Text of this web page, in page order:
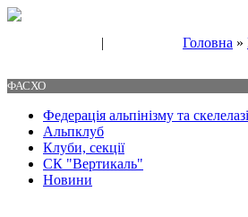
| Головна »
ФАСХО
Федерація альпінізму та
Альпклуб
Клуби, секції
СК "Вертикаль"
Новини